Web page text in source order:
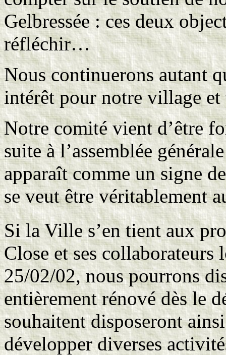
Gelbressée : ces deux
réfléchir…
Nous continuerons autant
intérêt pour notre village
Notre comité vient d’être
suite à l’assemblée
apparaît comme un signe
se veut être véritablement
Si la Ville s’en tient aux
Close et ses
25/02/02, nous pourrons
entièrement rénové dès le
souhaitent disposeront
développer diverses